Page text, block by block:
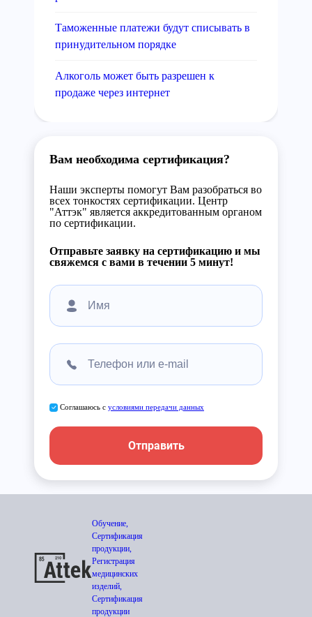
Таможенные платежи будут списывать в
принудительном порядке
Алкоголь может быть разрешен к
продаже через интернет
Вам необходима сертификация?
Наши эксперты помогут Вам разобраться во
всех тонкостях сертификации. Центр
"Аттэк" является аккредитованным органом
по сертификации.
Отправьте заявку на сертификацию и мы
свяжемся с вами в течении 5 минут!
Соглашаюсь с условиями передачи данных
Отправить
Обучение,
Сертификация
продукции,
Регистрация
медицинских
изделий,
Сертификация
продукции